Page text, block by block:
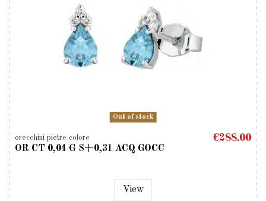
Out of stock
orecchini pietre colore
OR CT 0,04 G S+0,31 ACQ GOCC
€288.00
View